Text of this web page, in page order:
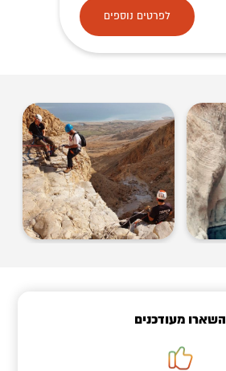
לפרטים נוספים
השארו מעודכנים